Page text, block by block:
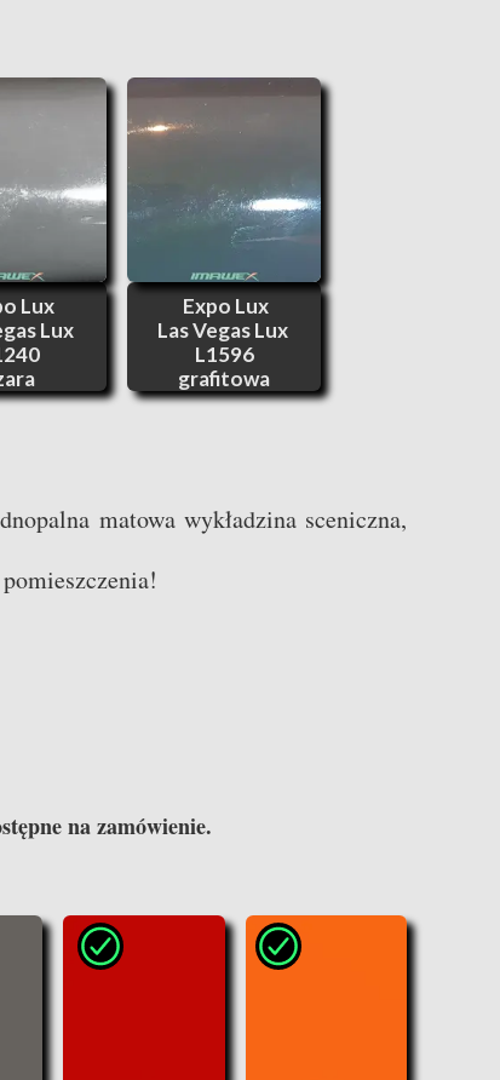
Lux
Lux
Expo Lux
Las Vegas Lux
L1596
grafitowa
matowa wykładzina sceniczna,
na zamówienie.